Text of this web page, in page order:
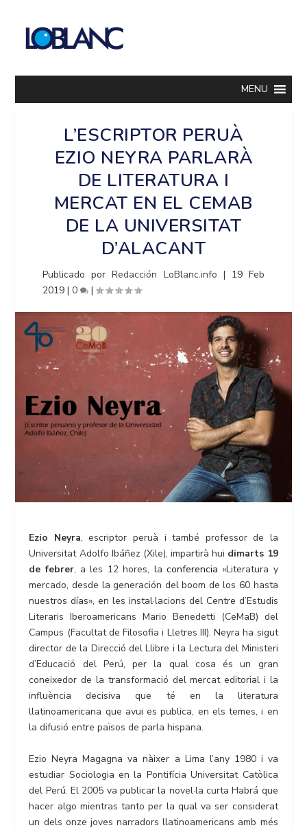
MENU
L’ESCRIPTOR PERUÀ
EZIO NEYRA PARLARÀ
DE LITERATURA I
MERCAT EN EL CEMAB
DE LA UNIVERSITAT
D’ALACANT
Publicado porRedacción LoBlanc.info | 19 Feb
2019 |0 |
Ezio Neyra, escriptor peruà i també professor de la
Universitat Adolfo Ibáñez (Xile), impartirà hui dimarts 19
de febrer, a les 12 hores, la conferencia «Literatura y
mercado, desde la generación del boom de los 60 hasta
nuestros días», en les instal·lacions del Centre d’Estudis
Literaris Iberoamericans Mario Benedetti (CeMaB) del
Campus (Facultat de Filosofia i Lletres III). Neyra ha sigut
director de la Direcció del Llibre i la Lectura del Ministeri
d’Educació del Perú, per la qual cosa és un gran
coneixedor de la transformació del mercat editorial i la
influència decisiva que té en la literatura
llatinoamericana que avui es publica, en els temes, i en
la difusió entre països de parla hispana.
Ezio Neyra Magagna va nàixer a Lima l’any 1980 i va
estudiar Sociologia en la Pontifícia Universitat Catòlica
del Perú. El 2005 va publicar la novel·la curta Habrá que
hacer algo mientras tanto per la qual va ser considerat
un dels onze joves narradors llatinoamericans amb més